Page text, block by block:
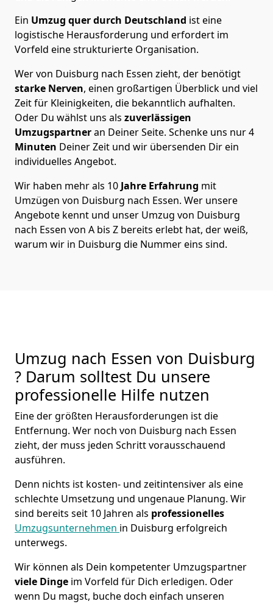
Ein Umzug quer durch Deutschland ist eine
logistische Herausforderung und erfordert im
Vorfeld eine strukturierte Organisation.
Wer von Duisburg nach Essen zieht, der benötigt
starke Nerven, einen großartigen Überblick und viel
Zeit für Kleinigkeiten, die bekanntlich aufhalten.
Oder Du wählst uns als zuverlässigen
Umzugspartneran Deiner Seite. Schenke uns nur4
Minuten Deiner Zeit und wir übersenden Dir ein
individuelles Angebot.
Wir haben mehr als 10 Jahre Erfahrung mit
Umzügen von Duisburg nach Essen. Wer unsere
Angebote kennt und unser Umzug von Duisburg
nach Essen von A bis Z bereits erlebt hat, der weiß,
warum wir in Duisburg die Nummer eins sind.
Umzug nach Essen von Duisburg
? Darum solltest Du unsere
professionelle Hilfe nutzen
Eine der größten Herausforderungen ist die
Entfernung. Wer noch von Duisburg nach Essen
zieht, der muss jeden Schritt vorausschauend
ausführen.
Denn nichts ist kosten- und zeitintensiver als eine
schlechte Umsetzung und ungenaue Planung. Wir
sind bereits seit 10 Jahren als professionelles
Umzugsunternehmen in Duisburg erfolgreich
unterwegs.
Wir können als Dein kompetenter Umzugspartner
viele Dinge im Vorfeld für Dich erledigen. Oder
wenn Du magst, buche doch einfach unseren